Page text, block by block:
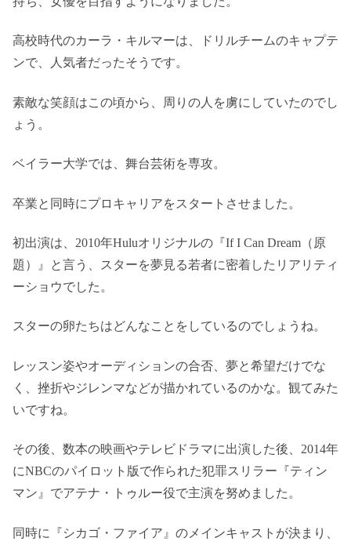
高校時代のカーラ・キルマーは、ドリルチームのキャプテ
ンで、人気者だったそうです。
素敵な笑顔はこの頃から、周りの人を虜にしていたのでし
ょう。
ベイラー大学では、舞台芸術を専攻。
卒業と同時にプロキャリアをスタートさせました。
初出演は、2010年Huluオリジナルの『If I Can Dream（原
題）』と言う、スターを夢見る若者に密着したリアリティ
ーショウでした。
スターの卵たちはどんなことをしているのでしょうね。
レッスン姿やオーディションの合否、夢と希望だけでな
く、挫折やジレンマなどが描かれているのかな。観てみた
いですね。
その後、数本の映画やテレビドラマに出演した後、2014年
にNBCのパイロット版で作られた犯罪スリラー『ティン
マン』でアテナ・トゥルー役で主演を努めました。
同時に『シカゴ・ファイア』のメインキャストが決まり、